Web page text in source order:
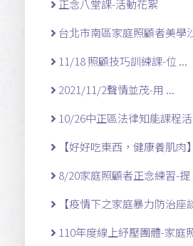
正念八堂課-活動花絮
台北市南區家庭照顧者美學
11/18 照顧技巧訓練課-位 ...
2021/11/2聲情並茂-用 ...
10/26中正區法律知能課程
【好好吃東西，健康養肌肉
8/20家庭照顧者正念練習-提
【疫情下之家庭暴力防治座
110年度線上紓壓團體-家庭